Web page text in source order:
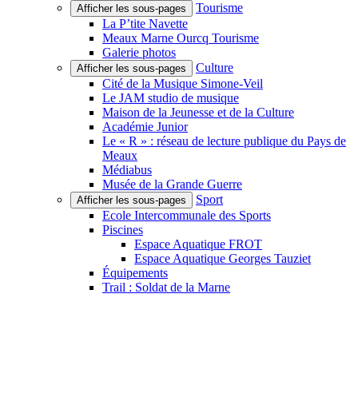
Afficher les sous-pages
Tourisme
La P’tite Navette
Meaux Marne Ourcq Tourisme
Galerie photos
Afficher les sous-pages
Culture
Cité de la Musique Simone-Veil
Le JAM studio de musique
Maison de la Jeunesse et de la Culture
Académie Junior
Le « R » : réseau de lecture publique du Pays de
Meaux
Médiabus
Musée de la Grande Guerre
Afficher les sous-pages
Sport
Ecole Intercommunale des Sports
Piscines
Espace Aquatique FROT
Espace Aquatique Georges Tauziet
Équipements
Trail : Soldat de la Marne